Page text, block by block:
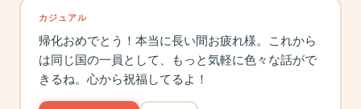
カジュアル
帰化おめでとう！本当に長い間お疲れ様。これから
は同じ国の一員として、もっと気軽に色々な話がで
きるね。心から祝福してるよ！